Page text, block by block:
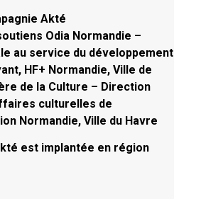
Akté
Odia Normandie –
au service du développement
HF+ Normandie, Ville de
de la Culture – Direction
culturelles de
Normandie, Ville du Havre
est implantée en région